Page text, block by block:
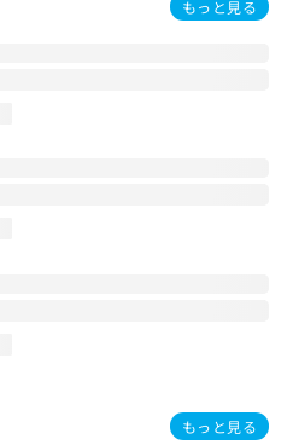
もっと見る
もっと見る